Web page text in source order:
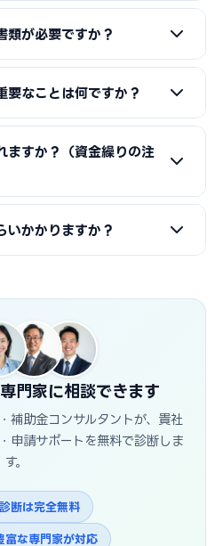
ず確認しましょう。当サイト
な専門家を無料でご紹介して
きませんが、対象経費を「設備
異なる経費項目について両方
。経費按分の計画は事前に専門
類が必要ですか？
積書、決算書（直近2期分）、
強化計画の認定等）も求められ
類整備と不備チェックを代行
ます。
要なことは何ですか？
れなく満たすこと、②課題・解
で示すこと、③事業の革新性と
り込んだ計画書ほど高く評価
込みを専門的に支援します。
ますか？（資金繰りの注
算払い）」です。採択後にいっ
いかかりますか？
て入金されるため、申請から
のが一般的です。仙台市独自の
了する場合があるため、早め
門家に相談できます
補助金コンサルタントが、貴社
申請サポートを無料で診断しま
す。
断は完全無料
富な専門家が対応